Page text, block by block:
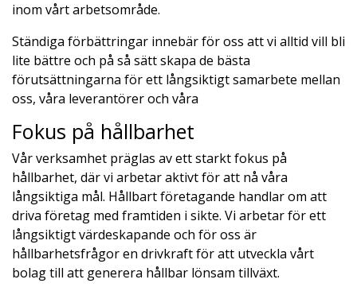
inom vårt arbetsområde.
Ständiga förbättringar innebär för oss att vi alltid vill bli
lite bättre och på så sätt skapa de bästa
förutsättningarna för ett långsiktigt samarbete mellan
oss, våra leverantörer och våra
Fokus på hållbarhet
Vår verksamhet präglas av ett starkt fokus på
hållbarhet, där vi arbetar aktivt för att nå våra
långsiktiga mål. Hållbart företagande handlar om att
driva företag med framtiden i sikte. Vi arbetar för ett
långsiktigt värdeskapande och för oss är
hållbarhetsfrågor en drivkraft för att utveckla vårt
bolag till att generera hållbar lönsam tillväxt.